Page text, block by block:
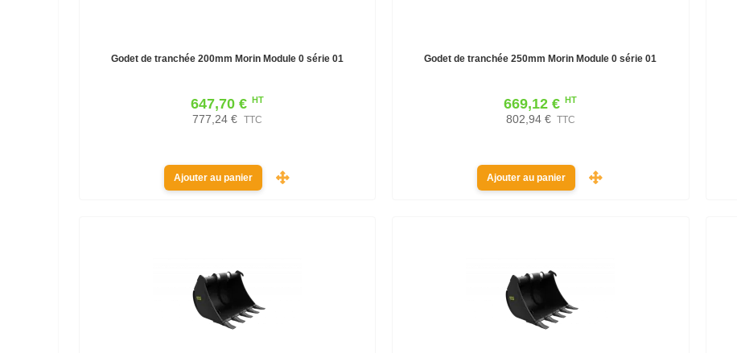
Godet de tranchée 200mm Morin Module 0 série 01
647,70 € HT
777,24 € TTC
Ajouter au panier
Godet de tranchée 250mm Morin Module 0 série 01
669,12 € HT
802,94 € TTC
Ajouter au panier